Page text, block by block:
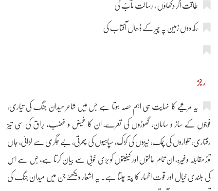
طاقت اگر دکھاؤں ، رسالت مآبؐ کی
رکھ دوں زمین پہ چیر کے ڈھال آفتاب کی
رجز
یہ مرثیے کا نہایت ہی اہم حصہ ہوتا ہے جس میں شاعر میدان جنگ کی تیاری،
فوجوں کے ساز و سامان، گھوڑوں کی تعرے، ان کا غیض و غضب، براق کی سی تیز
رفتاری، تلواروں کی چمک، نیزوں کی کڑک، سپاہیوں کی پھرتی، بے جگری سے لڑائی، جاں
توڑ مقابلہ وغیرہ، ان تمام حالتوں اور کیفیتوں کو بڑی خوبی سے بیان کرتا ہے، جس سے اس
کی بلندی خیال اور قوت اظہار کا پتہ چلتا ہے۔ یہ اشعار دیکھئے جن میں میدان جنگ کی